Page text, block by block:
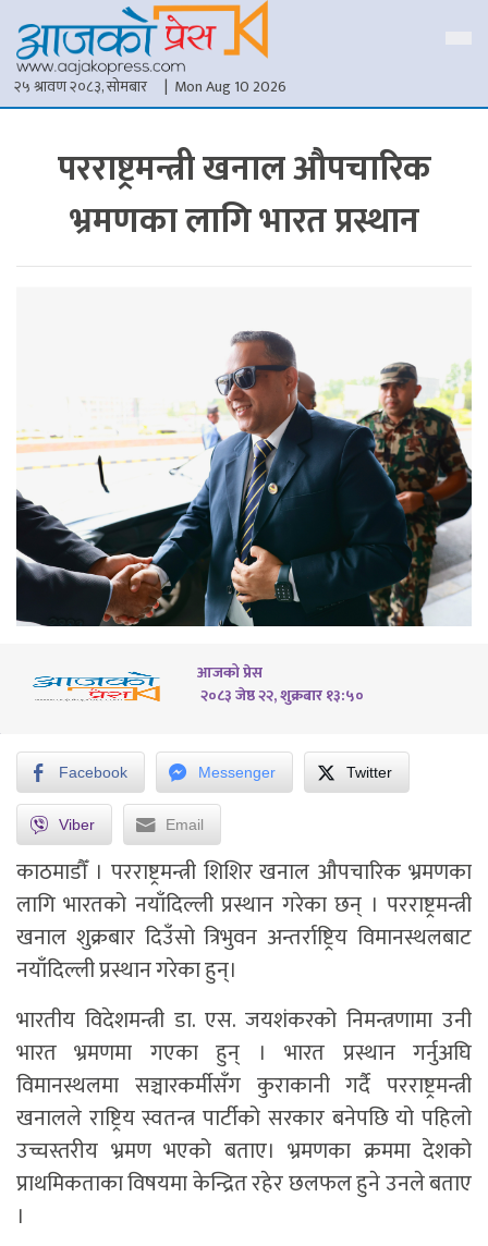
२५ श्रावण २०८३, सोमबार | Mon Aug 10 2026
परराष्ट्रमन्त्री खनाल औपचारिक
भ्रमणका लागि भारत प्रस्थान
आजको प्रेस
२०८३ जेष्ठ २२, शुक्रबार १३:५०
Facebook Messenger Twitter
Viber Email
काठमाडौँ । परराष्ट्रमन्त्री शिशिर खनाल औपचारिक भ्रमणका
लागि भारतको नयाँदिल्ली प्रस्थान गरेका छन् । परराष्ट्रमन्त्री
खनाल शुक्रबार दिउँसो त्रिभुवन अन्तर्राष्ट्रिय विमानस्थलबाट
नयाँदिल्ली प्रस्थान गरेका हुन्।
भारतीय विदेशमन्त्री डा. एस. जयशंकरको निमन्त्रणामा उनी
भारत भ्रमणमा गएका हुन् । भारत प्रस्थान गर्नुअघि
विमानस्थलमा सञ्चारकर्मीसँग कुराकानी गर्दै परराष्ट्रमन्त्री
खनालले राष्ट्रिय स्वतन्त्र पार्टीको सरकार बनेपछि यो पहिलो
उच्चस्तरीय भ्रमण भएको बताए। भ्रमणका क्रममा देशको
प्राथमिकताका विषयमा केन्द्रित रहेर छलफल हुने उनले बताए
।